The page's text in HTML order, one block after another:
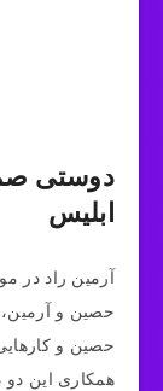
دوستی
ابلیس
آرمین راد در
حصین و آرمین،
حصین و
همکاری این